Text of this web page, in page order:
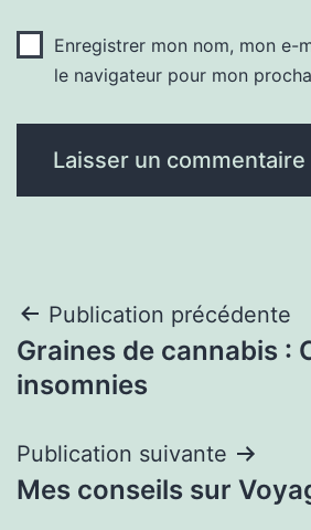
Enregistrer mon nom, mon e-
le navigateur pour mon
Navigation
de
Publication précédente
Graines de cannabis :
insomnies
Publication suivante
Mes conseils sur